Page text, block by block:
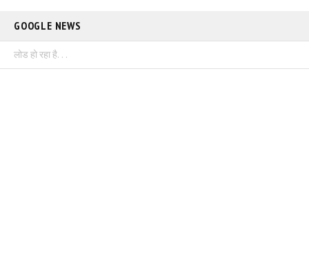
GOOGLE NEWS
लोड हो रहा है. . .